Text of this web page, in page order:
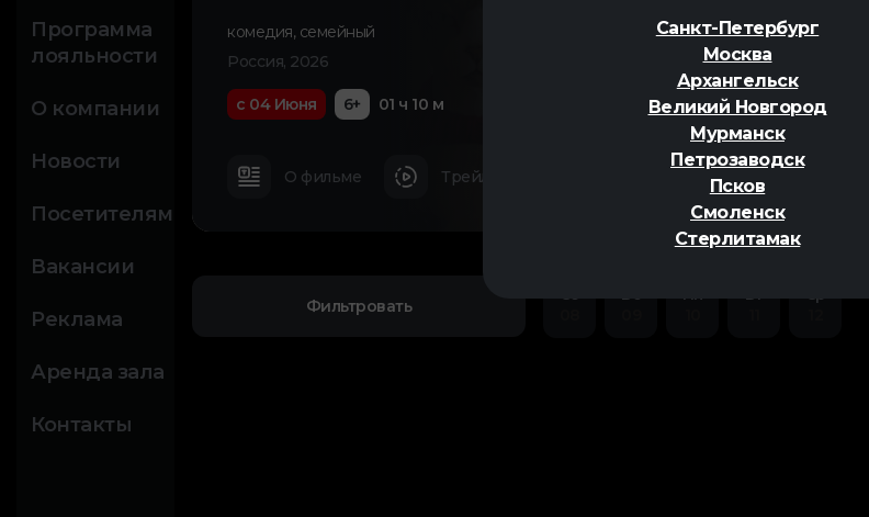
Санкт-Петербург
Москва
Архангельск
Великий Новгород
Мурманск
Петрозаводск
Псков
Смоленск
Стерлитамак
Программа
лояльности
О компании
Новости
Посетителям
Вакансии
Реклама
Аренда зала
Контакты
комедия,семейный
Россия, 2026
с 04 Июня 6+ 01 ч 10 м
О фильме Трейлер
Фильтровать
Сб
Вс
Пн
Вт
Ср